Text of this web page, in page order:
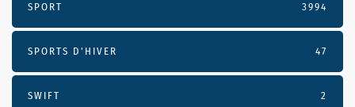
SPORT 3994
SPORTS D'HIVER 47
SWIFT 2